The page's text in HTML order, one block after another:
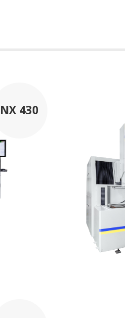
NX 430